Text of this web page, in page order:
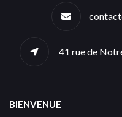
41 rue de
BIENVENUE